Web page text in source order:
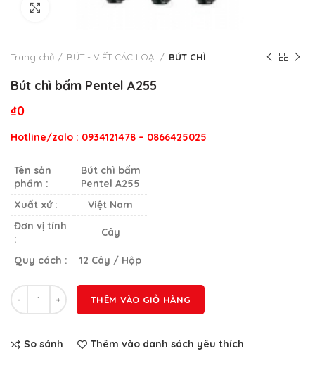
Click to enlarge
Trang chủ BÚT - VIẾT CÁC LOẠI BÚT CHÌ
Bút chì bấm Pentel A255
₫0
Hotline/zalo : 0934121478 – 0866425025
Tên sản
phẩm :
Bút chì bấm
Pentel A255
Xuất xứ :
Việt Nam
Đơn vị tính
:
Cây
Quy cách : 12 Cây / Hộp
Số lượng
THÊM VÀO GIỎ HÀNG
So sánh Thêm vào danh sách yêu thích